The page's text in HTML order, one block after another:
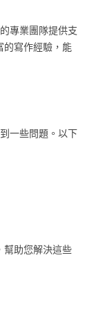
專業團隊提供支
的寫作經驗，能
一些問題。以下
幫助您解決這些